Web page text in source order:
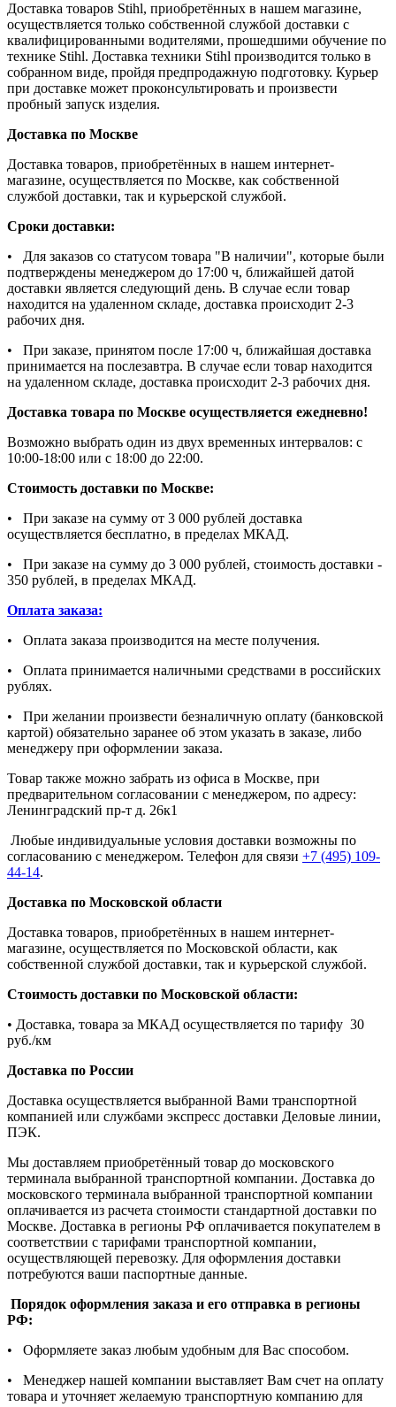
Доставка товаров Stihl, приобретённых в нашем магазине,
осуществляется только собственной службой доставки с
квалифицированными водителями, прошедшими обучение по
технике Stihl. Доставка техники Stihl производится только в
собранном виде, пройдя предпродажную подготовку. Курьер
при доставке может проконсультировать и произвести
пробный запуск изделия.
Доставка по Москве
Доставка товаров, приобретённых в нашем интернет-
магазине, осуществляется по Москве, как собственной
службой доставки, так и курьерской службой.
Сроки доставки:
• Для заказов со статусом товара "В наличии", которые были
подтверждены менеджером до 17:00 ч, ближайшей датой
доставки является следующий день. В случае если товар
находится на удаленном складе, доставка происходит 2-3
рабочих дня.
• При заказе, принятом после 17:00 ч, ближайшая доставка
принимается на послезавтра. В случае если товар находится
на удаленном складе, доставка происходит 2-3 рабочих дня.
Доставка товара по Москве осуществляется ежедневно!
Возможно выбрать один из двух временных интервалов: с
10:00-18:00 или с 18:00 до 22:00.
Стоимость доставки по Москве:
• При заказе на сумму от 3 000 рублей доставка
осуществляется бесплатно, в пределах МКАД.
• При заказе на сумму до 3 000 рублей, стоимость доставки -
350 рублей, в пределах МКАД.
Оплата заказа:
• Оплата заказа производится на месте получения.
• Оплата принимается наличными средствами в российских
рублях.
• При желании произвести безналичную оплату (банковской
картой) обязательно заранее об этом указать в заказе, либо
менеджеру при оформлении заказа.
Товар также можно забрать из офиса в Москве, при
предварительном согласовании с менеджером, по адресу:
Ленинградский пр-т д. 26к1
Любые индивидуальные условия доставки возможны по
согласованию с менеджером. Телефон для связи +7 (495) 109-
44-14.
Доставка по Московской области
Доставка товаров, приобретённых в нашем интернет-
магазине, осуществляется по Московской области, как
собственной службой доставки, так и курьерской службой.
Стоимость доставки по Московской области:
• Доставка, товара за МКАД осуществляется по тарифу 30
руб./км
Доставка по России
Доставка осуществляется выбранной Вами транспортной
компанией или службами экспресс доставки Деловые линии,
ПЭК.
Мы доставляем приобретённый товар до московского
терминала выбранной транспортной компании. Доставка до
московского терминала выбранной транспортной компании
оплачивается из расчета стоимости стандартной доставки по
Москве. Доставка в регионы РФ оплачивается покупателем в
соответствии с тарифами транспортной компании,
осуществляющей перевозку. Для оформления доставки
потребуются ваши паспортные данные.
Порядок оформления заказа и его отправка в регионы
РФ:
• Оформляете заказ любым удобным для Вас способом.
• Менеджер нашей компании выставляет Вам счет на оплату
товара и уточняет желаемую транспортную компанию для